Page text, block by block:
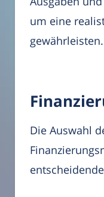
um eine
gewährleisten.
Die Auswahl